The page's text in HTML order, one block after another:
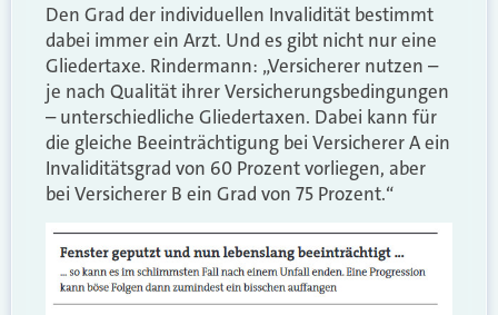
Den Grad der individuellen Invalidität bestimmt
dabei immer ein Arzt. Und es gibt nicht nur eine
Gliedertaxe. Rindermann: „Versicherer nutzen –
je nach Qualität ihrer Versicherungsbedingungen
– unterschiedliche Gliedertaxen. Dabei kann für
die gleiche Beeinträchtigung bei Versicherer A ein
Invaliditätsgrad von 60 Prozent vorliegen, aber
bei Versicherer B ein Grad von 75 Prozent.“